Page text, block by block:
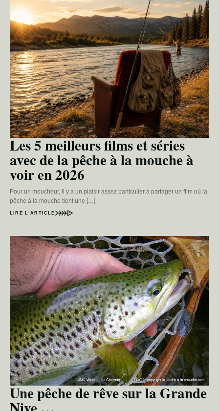
Les 5 meilleurs films et séries
avec de la pêche à la mouche à
voir en 2026
Pour un moucheur, il y a un plaisir assez particulier à partager un film où la
pêche à la mouche tient une […]
LIRE L’ARTICLE
Une pêche de rêve sur la Grande